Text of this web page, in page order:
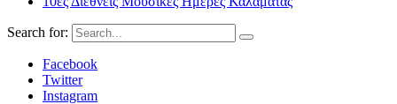
Search for:
Facebook
Twitter
Instagram